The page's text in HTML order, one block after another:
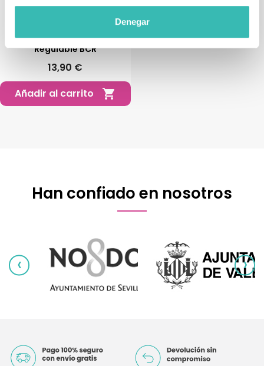
Denegar
Muleta De Aluminio
Regulable BCR
13,90 €
Añadir al carrito

Han confiado en nosotros
‹ ›